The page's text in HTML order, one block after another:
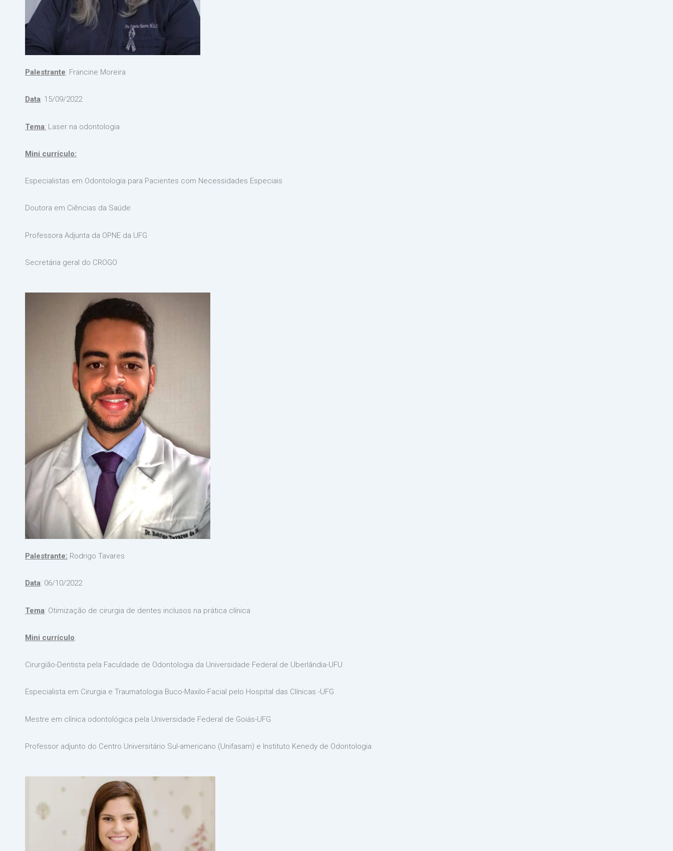
Palestrante: Francine Moreira
Data: 15/09/2022
Tema: Laser na odontologia
Mini currículo:
Especialistas em Odontologia para Pacientes com Necessidades Especiais
Doutora em Ciências da Saúde
Professora Adjunta da OPNE da UFG
Secretária geral do CROGO
Palestrante: Rodrigo Tavares
Data: 06/10/2022
Tema: Otimização de cirurgia de dentes inclusos na prática clínica
Mini currículo:
Cirurgião-Dentista pela Faculdade de Odontologia da Universidade Federal de Uberlândia-UFU
Especialista em Cirurgia e Traumatologia Buco-Maxilo-Facial pelo Hospital das Clínicas -UFG
Mestre em clínica odontológica pela Universidade Federal de Goiás-UFG
Professor adjunto do Centro Universitário Sul-americano (Unifasam) e Instituto Kenedy de Odontologia